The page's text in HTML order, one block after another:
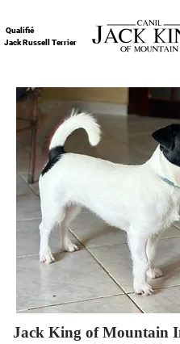
Qualifié
Jack Russell Terrier
Jack King of Mountain